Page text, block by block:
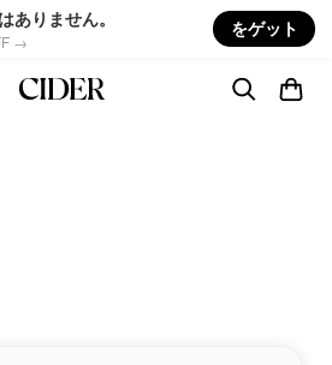
ありません。
→
をゲット